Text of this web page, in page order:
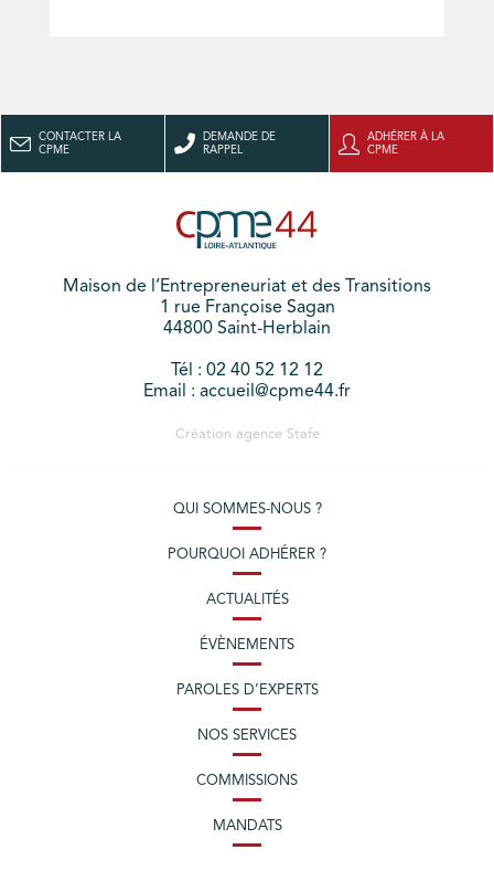
CONTACTER LA
CPME
DEMANDE DE
RAPPEL
ADHÉRER À LA
CPME
Maison de l’Entrepreneuriat et des Transitions
1 rue Françoise Sagan
44800 Saint-Herblain
Tél : 02 40 52 12 12
Email : accueil@cpme44.fr
Création agence Stafe
QUI SOMMES-NOUS ?
POURQUOI ADHÉRER ?
ACTUALITÉS
ÉVÈNEMENTS
PAROLES D’EXPERTS
NOS SERVICES
COMMISSIONS
MANDATS